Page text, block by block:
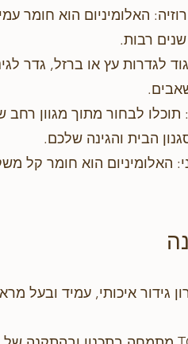
האלומיניום הוא
רבות.
לגדרות עץ או ברזל, גדר
תוכלו לבחור מתוך מגוון
הבית והגינה שלכם.
האלומיניום הוא חומר קל
איכותי, עמיד ובעל